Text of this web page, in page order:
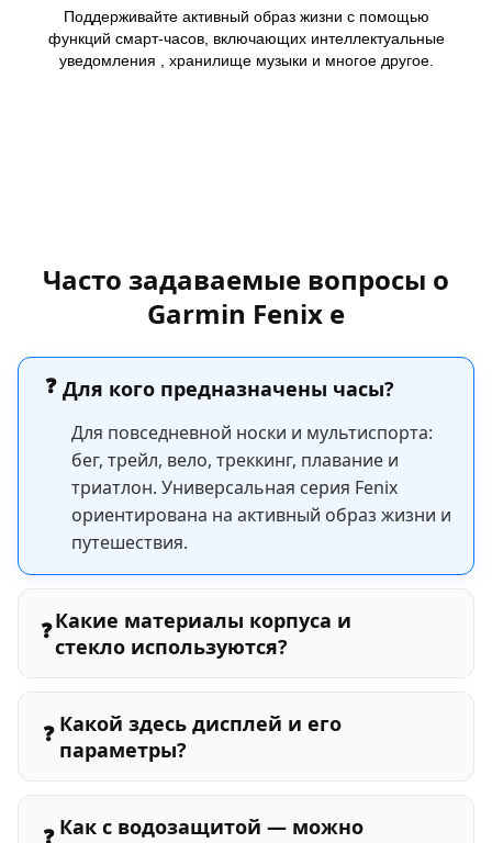
Поддерживайте активный образ жизни с помощью
функций смарт-часов, включающих интеллектуальные
уведомления , хранилище музыки и многое другое.
Часто задаваемые вопросы о
Garmin Fenix e
❓ Для кого предназначены часы?
Для повседневной носки и мультиспорта:
бег, трейл, вело, треккинг, плавание и
триатлон. Универсальная серия Fenix
ориентирована на активный образ жизни и
путешествия.
❓Какие материалы корпуса и
стекло используются?
❓ Какой здесь дисплей и его
параметры?
❓ Как с водозащитой — можно